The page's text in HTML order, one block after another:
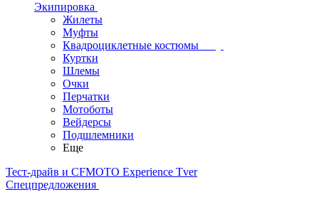
Экипировка
Жилеты
Муфты
Квадроциклетные костюмы
Куртки
Шлемы
Очки
Перчатки
Мотоботы
Вейдерсы
Подшлемники
Еще
Тест-драйв и CFMOTO Experience Tver
Спецпредложения